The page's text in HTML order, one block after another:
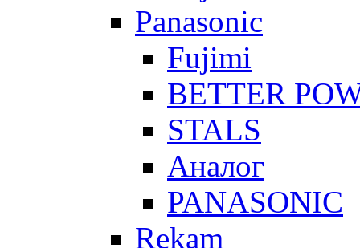
Panasonic
Fujimi
BETTER
STALS
Аналог
PANASONIC
Rekam